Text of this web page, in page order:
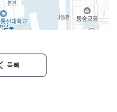
목록